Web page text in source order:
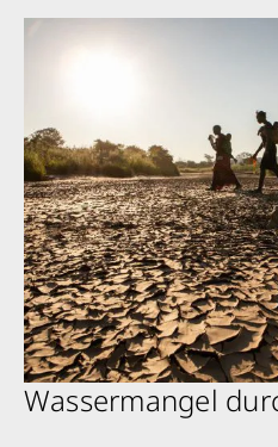
Wassermangel